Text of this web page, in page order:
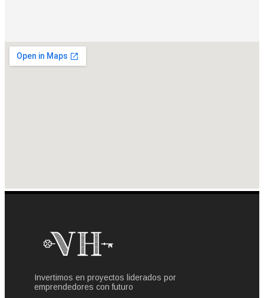
Invertimos en proyectos liderados por
emprendedores con futuro